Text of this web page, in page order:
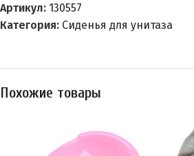
Артикул: 130557
Категория: Сиденья для унитаза
Похожие товары